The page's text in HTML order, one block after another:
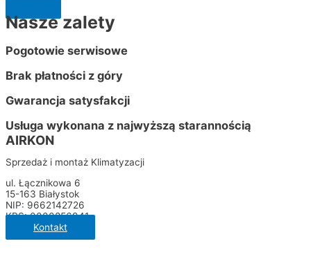
Nasze zalety
Pogotowie serwisowe
Brak płatności z góry
Gwarancja satysfakcji
Usługa wykonana z najwyższą starannością
AIRKON
Sprzedaż i montaż Klimatyzacji
ul. Łącznikowa 6
15-163 Białystok
NIP: 9662142726
KRS: 0000856941
Kontakt